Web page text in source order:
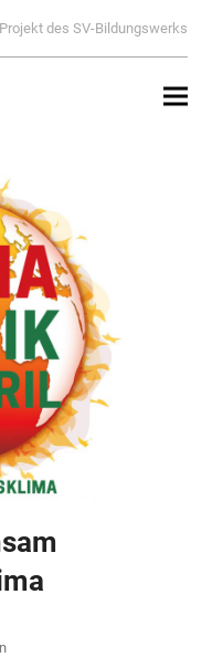
des SV-Bildungswerks